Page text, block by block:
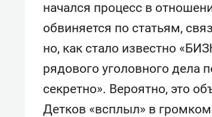
начался процесс в
обвиняется по статьям,
но, как стало известно
рядового уголовного дела
секретно». Вероятно, это
Детков «всплыл» в
Рекомендуем
Опыт выживания в дикой
природе, работа
с ментальным и физическим
состоянием как основа
антихрупких команд